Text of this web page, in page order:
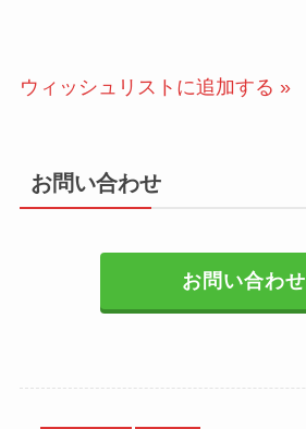
ウィッシュリストに追加する »
お問い合わせ
お問い合わせ